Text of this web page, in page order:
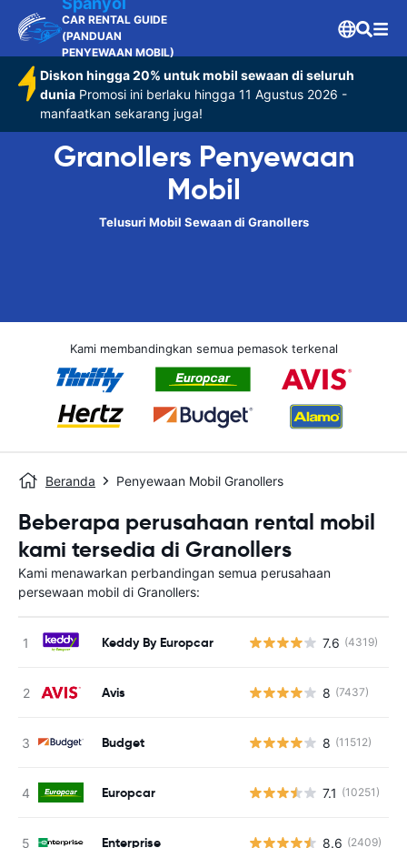
CAR RENTAL GUIDE
(PANDUAN
PENYEWAAN MOBIL)
Diskon hingga 20% untuk mobil sewaan di seluruh
dunia Promosi ini berlaku hingga 11 Agustus 2026 -
manfaatkan sekarang juga!
Granollers Penyewaan
Mobil
Telusuri Mobil Sewaan di Granollers
Kami membandingkan semua pemasok terkenal
Beranda Penyewaan Mobil Granollers
Beberapa perusahaan rental mobil
kami tersedia di Granollers
Kami menawarkan perbandingan semua perusahaan
persewaan mobil di Granollers:
Keddy By Europcar 7.6 (4319)
Avis 8 (7437)
Budget 8 (11512)
Europcar 7.1 (10251)
Enterprise 8.6 (2409)